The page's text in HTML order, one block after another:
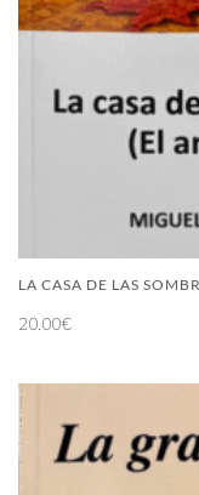
LA CASA DE LAS
20.00€